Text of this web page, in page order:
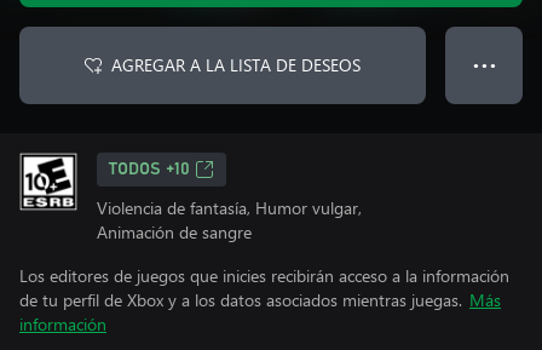
AGREGAR A LA LISTA DE DESEOS ● ● ●
TODOS +10
Violencia de fantasía, Humor vulgar,
Animación de sangre
Los editores de juegos que inicies recibirán acceso a la información
de tu perfil de Xbox y a los datos asociados mientras juegas. Más
información